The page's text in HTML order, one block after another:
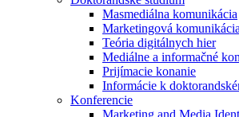
Masmediálna komunikácia
Marketingová komunikácia
Teória digitálnych hier
Mediálne a informačné
Prijímacie konanie
Informácie k
Konferencie
Marketing and Media